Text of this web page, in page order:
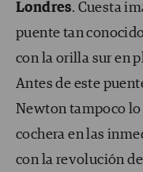
Londres. Cuesta
puente tan
con la orilla sur en
Antes de este
Newton tampoco
cochera en las
con la revolución